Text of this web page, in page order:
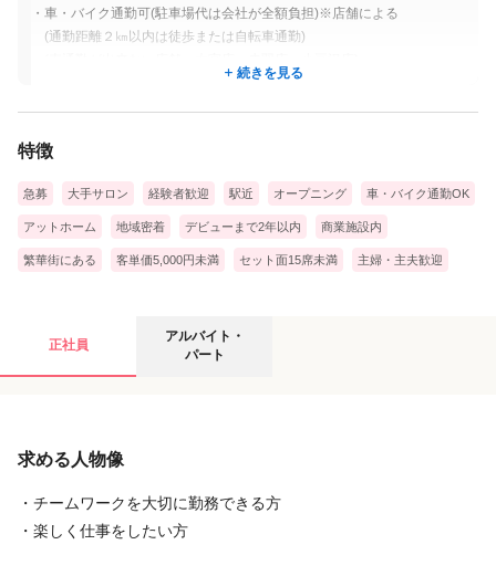
・車・バイク通勤可(駐車場代は会社が全額負担)※店舗による
(通勤距離２㎞以内は徒歩または自転車通勤)
・社会保険完備(厚生年金・健康保険・雇用保険・労災保険)
・バスケットボール：プロリーグ観戦チケットプレゼント（抽選）：千
葉ジェッツ戦
続きを見る
特徴
急募 大手サロン 経験者歓迎 駅近 オープニング 車・バイク通勤OK
アットホーム 地域密着 デビューまで2年以内 商業施設内
繁華街にある 客単価5,000円未満 セット面15席未満 主婦・主夫歓迎
アルバイト・パートの募集要項
時給1,300円〜1,400円
・1分単位で給与支給
・土日祝は時給＋100円
正社員
アルバイト・
パート
求める人物像
・チームワークを大切に勤務できる方
・楽しく仕事をしたい方